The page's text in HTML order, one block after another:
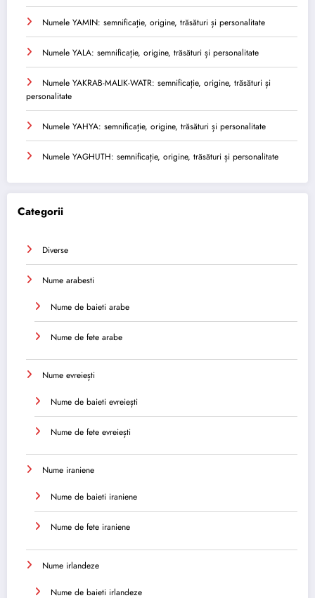
Numele YAMIN: semnificație, origine, trăsături și personalitate
Numele YALA: semnificație, origine, trăsături și personalitate
Numele YAKRAB-MALIK-WATR: semnificație, origine, trăsături și
personalitate
Numele YAHYA: semnificație, origine, trăsături și personalitate
Numele YAGHUTH: semnificație, origine, trăsături și personalitate
Categorii
Diverse
Nume arabesti
Nume de baieti arabe
Nume de fete arabe
Nume evreiești
Nume de baieti evreiești
Nume de fete evreiești
Nume iraniene
Nume de baieti iraniene
Nume de fete iraniene
Nume irlandeze
Nume de baieti irlandeze